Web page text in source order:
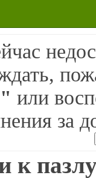
или
за
к